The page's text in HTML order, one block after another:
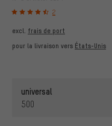
2
excl. frais de port
pour la livraison vers États-Unis
universal
500